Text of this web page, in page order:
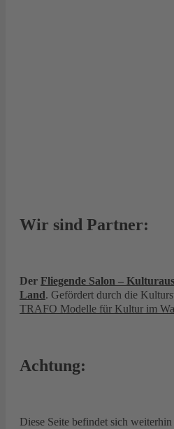
Wir sind Partner:
Der Fliegende Salon –
Land. Gefördert durch die
TRAFO Modelle für Kultur im
Achtung:
Diese Seite befindet sich